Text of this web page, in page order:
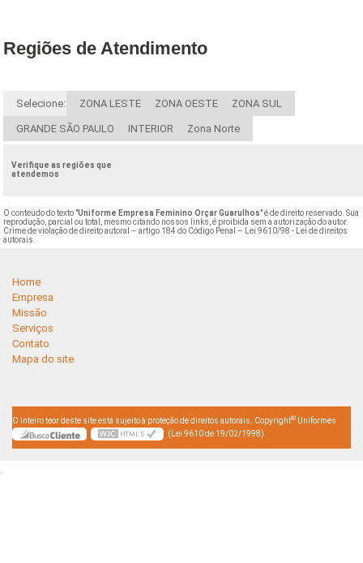
Regiões de Atendimento
Selecione: ZONA LESTE ZONA OESTE ZONA SUL
GRANDE SÃO PAULO INTERIOR Zona Norte
Verifique as regiões que
atendemos
O conteúdo do texto "Uniforme Empresa Feminino Orçar Guarulhos" é de direito reservado. Sua
reprodução, parcial ou total, mesmo citando nossos links, é proibida sem a autorização do autor.
Crime de violação de direito autoral – artigo 184 do Código Penal –
Lei 9610/98 - Lei de direitos
autorais
Home
Empresa
Missão
Serviços
Contato
Mapa do site
O inteiro teor deste site está sujeito à proteção de direitos autorais. Copyright© Uniformes
(Lei 9610 de 19/02/1998)